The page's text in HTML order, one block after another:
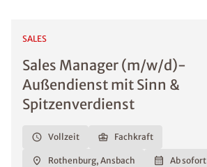
SALES
Sales Manager (m/w/d)-
Außendienst mit Sinn &
Spitzenverdienst
Vollzeit Fachkraft
Rothenburg, Ansbach Ab sofort